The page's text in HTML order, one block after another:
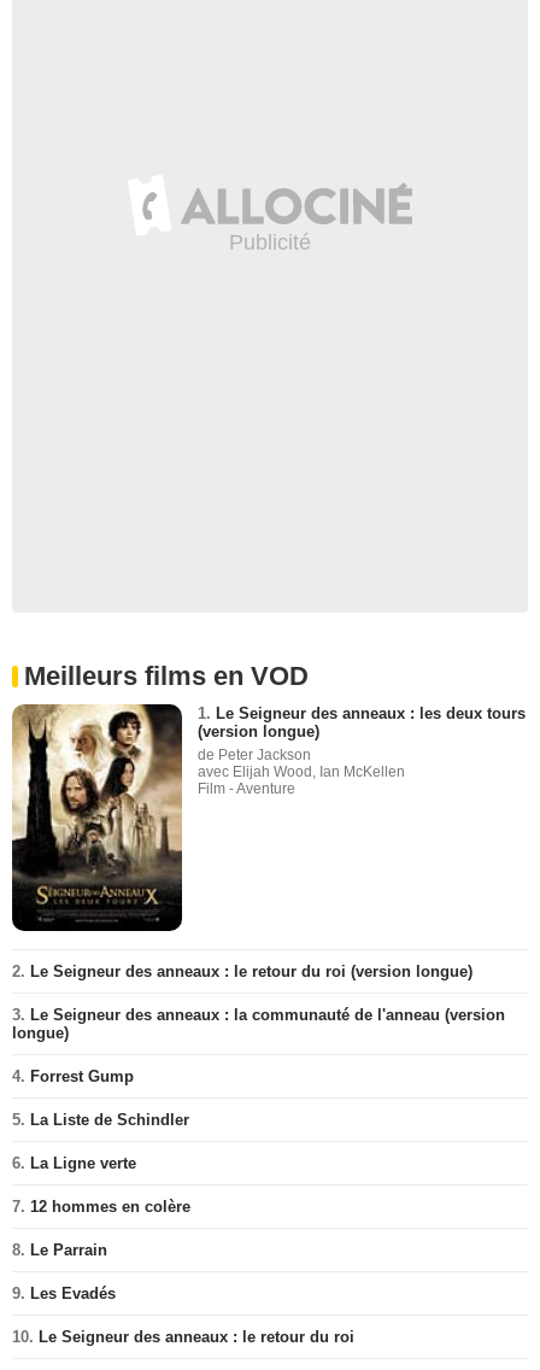
Meilleurs films en VOD
1. Le Seigneur des anneaux : les deux tours
(version longue)
de Peter Jackson
avec Elijah Wood, Ian McKellen
Film - Aventure
2. Le Seigneur des anneaux : le retour du roi (version longue)
3. Le Seigneur des anneaux : la communauté de l'anneau (version
longue)
4. Forrest Gump
5. La Liste de Schindler
6. La Ligne verte
7. 12 hommes en colère
8. Le Parrain
9. Les Evadés
10. Le Seigneur des anneaux : le retour du roi